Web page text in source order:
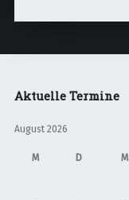
Aktuelle Termine
August 2026
M D M